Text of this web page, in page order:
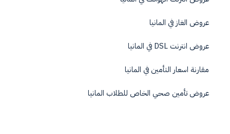
عروض الغاز في المانيا
عروض انترنت DSL في المانيا
مقارنة اسعار التأمين في المانيا
عروض تأمين صحي الخاص للطلاب المانيا